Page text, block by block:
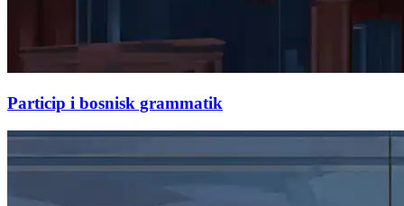
Particip i bosnisk grammatik